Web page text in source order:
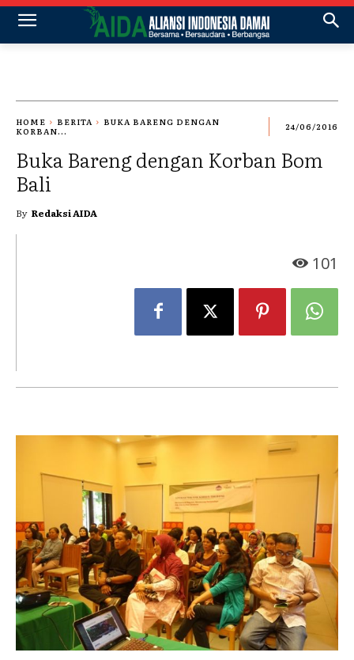
HOME BERITA
BUKA BARENG DENGAN
KORBAN...
24/06/2016
Buka Bareng dengan Korban Bom
Bali
By Redaksi AIDA
101